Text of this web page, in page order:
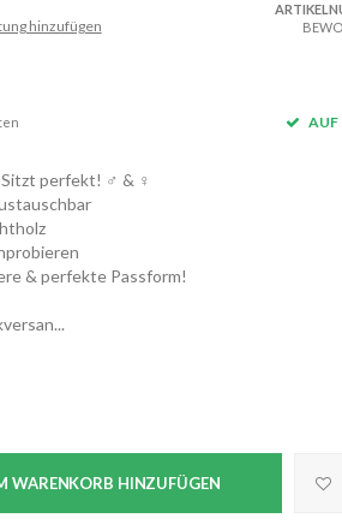
hinzufügen
AUF
perfekt! ♂ & ♀
& perfekte Passform!
WARENKORB HINZUFÜGEN